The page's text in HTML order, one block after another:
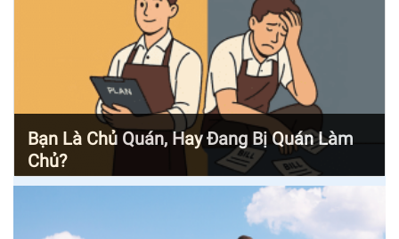
Bạn Là Chủ Quán, Hay Đang Bị Quán Làm
Chủ?